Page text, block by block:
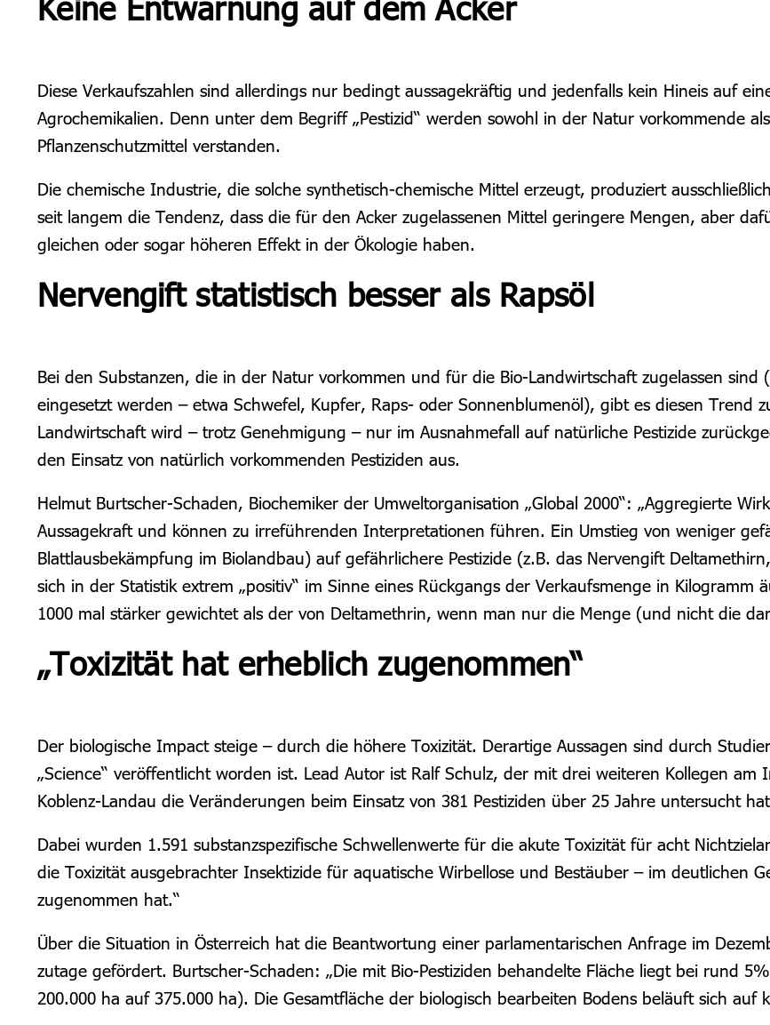
Keine Entwarnung auf dem Acker
Diese Verkaufszahlen sind allerdings nur bedingt aussagekräftig und jedenfalls kein Hineis auf
Agrochemikalien. Denn unter dem Begriff „Pestizid“ werden sowohl in der Natur vorkommende
Pflanzenschutzmittel verstanden.
Die chemische Industrie, die solche synthetisch-chemische Mittel erzeugt, produziert
seit langem die Tendenz, dass die für den Acker zugelassenen Mittel geringere Mengen, aber
gleichen oder sogar höheren Effekt in der Ökologie haben.
Nervengift statistisch besser als Rapsöl
Bei den Substanzen, die in der Natur vorkommen und für die Bio-Landwirtschaft zugelassen
eingesetzt werden – etwa Schwefel, Kupfer, Raps- oder Sonnenblumenöl), gibt es diesen Trend
Landwirtschaft wird – trotz Genehmigung – nur im Ausnahmefall auf natürliche Pestizide
den Einsatz von natürlich vorkommenden Pestiziden aus.
Helmut Burtscher-Schaden, Biochemiker der Umweltorganisation „Global 2000“: „Aggregierte
Aussagekraft und können zu irreführenden Interpretationen führen. Ein Umstieg von weniger
Blattlausbekämpfung im Biolandbau) auf gefährlichere Pestizide (z.B. das Nervengift
sich in der Statistik extrem „positiv“ im Sinne eines Rückgangs der Verkaufsmenge in Kilogramm
1000 mal stärker gewichtet als der von Deltamethrin, wenn man nur die Menge (und nicht die
„Toxizität hat erheblich zugenommen“
Der biologische Impact steige – durch die höhere Toxizität. Derartige Aussagen sind durch
„Science“ veröffentlicht worden ist. Lead Autor ist Ralf Schulz, der mit drei weiteren Kollegen
Koblenz-Landau die Veränderungen beim Einsatz von 381 Pestiziden über 25 Jahre untersucht
Dabei wurden 1.591 substanzspezifische Schwellenwerte für die akute Toxizität für acht
die Toxizität ausgebrachter Insektizide für aquatische Wirbellose und Bestäuber – im deutlichen
zugenommen hat.“
Über die Situation in Österreich hat die Beantwortung einer parlamentarischen Anfrage im
zutage gefördert. Burtscher-Schaden: „Die mit Bio-Pestiziden behandelte Fläche liegt bei rund
200.000 ha auf 375.000 ha). Die Gesamtfläche der biologisch bearbeiten Bodens beläuft sich auf